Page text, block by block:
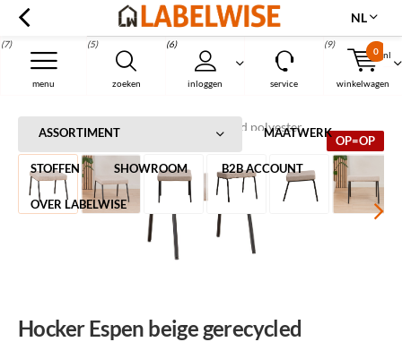
nl
zoeken
(5)
inloggen
(6)
menu
(7)
service winkelwagen
0
(9)
Menu
NL
ASSORTIMENT MAATWERK
STOFFEN SHOWROOM B2B ACCOUNT
OVER LABELWISE
Home Hocker Espen beige gerecycled polyester
OP=OP
Hocker Espen beige gerecycled